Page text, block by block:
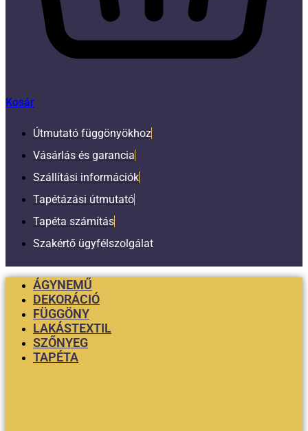
Kosár
Útmutató függönyökhoz
Vásárlás és garancia
Szállítási információk
Tapétázási útmutató
Tapéta számítás
Szakértő ügyfélszolgálat
ÁGYNEMŰ
DEKORÁCIÓ
FÜGGÖNY
LAKÁSTEXTIL
SZŐNYEG
TAPÉTA